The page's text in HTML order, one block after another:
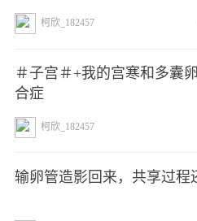
柯欣_182457
＃子宫＃+我的宫寒和多囊
合症
柯欣_182457
输卵管造影回来，共享过程